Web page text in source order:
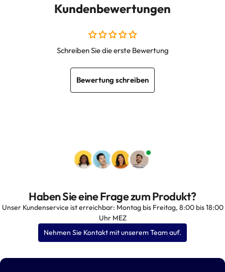
Kundenbewertungen
Schreiben Sie die erste Bewertung
Bewertung schreiben
Haben Sie eine Frage zum Produkt?
Unser Kundenservice ist erreichbar: Montag bis Freitag, 8:00 bis 18:00
Uhr MEZ
Nehmen Sie Kontakt mit unserem Team auf.